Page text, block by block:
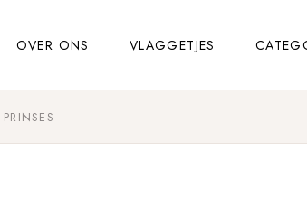
OVER ONS VLAGGETJES